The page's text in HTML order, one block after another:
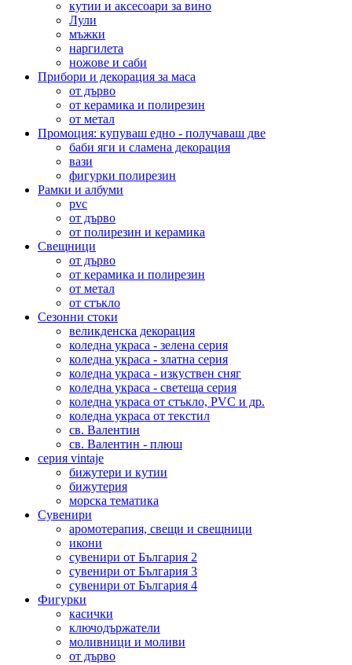
кутии и аксесоари за вино
Лули
мъжки
наргилета
ножове и саби
Прибори и декорация за маса
от дърво
от керамика и полирезин
от метал
Промоция: купуваш едно - получаваш две
баби яги и сламена декорация
вази
фигурки полирезин
Рамки и албуми
pvc
от дърво
от полирезин и керамика
Свещници
от дърво
от керамика и полирезин
от метал
от стъкло
Сезонни стоки
великденска декорация
коледна украса - зелена серия
коледна украса - златна серия
коледна украса - изкуствен сняг
коледна украса - светеща серия
коледна украса от стъкло, PVC и др.
коледна украса от текстил
св. Валентин
св. Валентин - плюш
серия vintaje
бижутери и кутии
бижутерия
морска тематика
Сувенири
аромотерапия, свещи и свещници
икони
сувенири от България 2
сувенири от България 3
сувенири от България 4
Фигурки
касички
ключодържатели
моливници и моливи
от дърво